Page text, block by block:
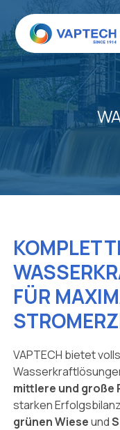
Inhalt
springen
FÜR
VAPTECH bietet
mittlere und große
starken
grünen Wieseund